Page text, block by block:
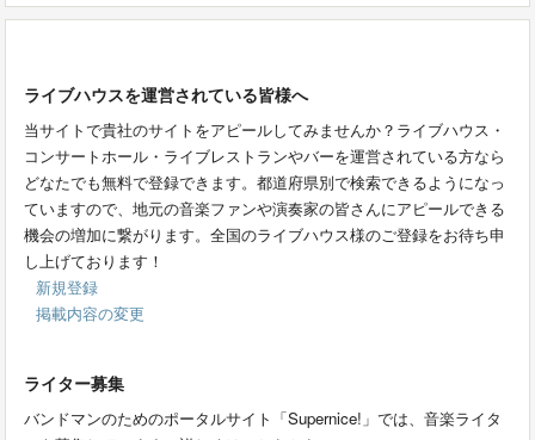
ライブハウスを運営されている皆様へ
当サイトで貴社のサイトをアピールしてみませんか？ライブハウス・
コンサートホール・ライブレストランやバーを運営されている方なら
どなたでも無料で登録できます。都道府県別で検索できるようになっ
ていますので、地元の音楽ファンや演奏家の皆さんにアピールできる
機会の増加に繋がります。全国のライブハウス様のご登録をお待ち申
し上げております！
新規登録
掲載内容の変更
ライター募集
バンドマンのためのポータルサイト「Supernice!」では、音楽ライタ